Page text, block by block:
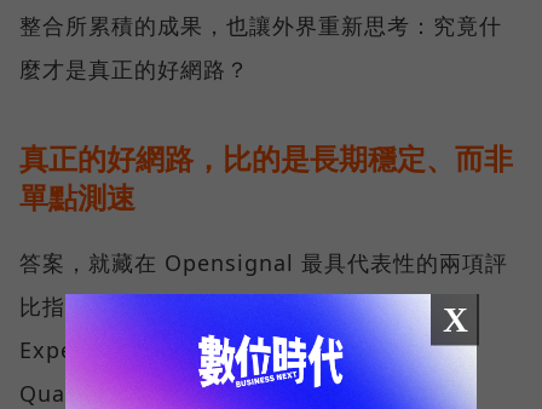
整合所累積的成果，也讓外界重新思考：究竟什
麼才是真正的好網路？
真正的好網路，比的是長期穩定、而非
單點測速
答案，就藏在 Opensignal 最具代表性的兩項評
比指標──可靠性體驗（Reliability
Experience）與品質一致性（Consistent
Quality）。
X